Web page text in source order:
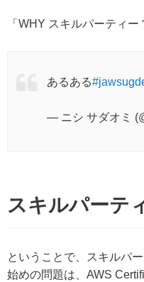
「WHY スキルパーティ
あるある
— ニシ サダオミ
スキルパーテ
ということで、スキルパー
始めの問題は、AWS